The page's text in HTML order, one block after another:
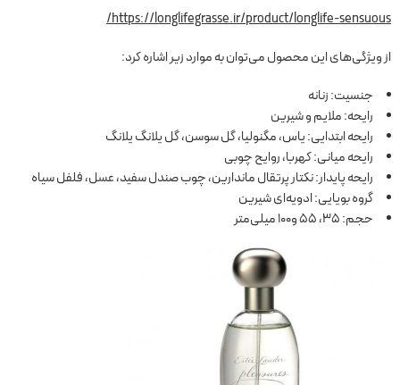
https://longlifegrasse.ir/product/longlife-sensuous/
از ویژگی‌های این محصول می‌توان به موارد زیر اشاره کرد:
جنسیت: زنانه
رایحه: ملایم و شیرین
رایحه ابتدایی: یاس، مگنولیا، گل سوسن، گل یلانگ یلانگ
رایحه میانی: کهربا، روایح چوبی
رایحه پایدار: نکتار پرتقال ماندارین، چوب صندل سفید، عسل، فلفل سیاه
گروه بویایی: ادویه‌ای شیرین
حجم: 35، 55 و100 میلی‌متر